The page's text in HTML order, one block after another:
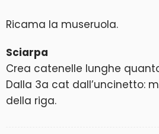
Ricama la museruola.
Sciarpa
Crea catenelle lunghe
Dalla 3a cat dall’uncinetto:
della riga.